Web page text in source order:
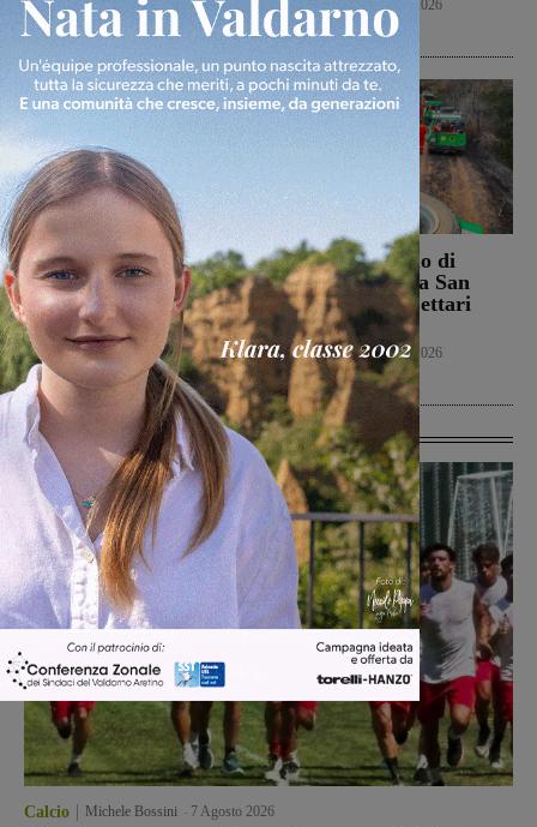
Politica 8 Agosto 2026
Cronaca 8 Agosto 2026
Campionato nazionale
Juniores, girone
interamente toscano per
Terranuova Traiana e
Montevarchi
Calcio Giovanili 8 Agosto 2026
Bucine, incendio di
oliveta e bosco a San
Pancrazio. Tre ettari
l’area bruciata
Cronaca 7 Agosto 2026
Ultime Calcio
Calcio Michele Bossini 7 Agosto 2026